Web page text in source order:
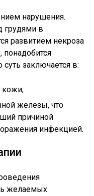
нарушения.
грудями в
развитием некроза
понадобится
заключается в:
кожи;
железы, что
причиной
инфекцией.
желаемых